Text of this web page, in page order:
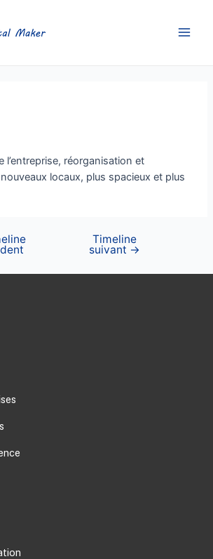
l’entreprise, réorganisation et
locaux, plus spacieux et plus
Timeline
suivant →